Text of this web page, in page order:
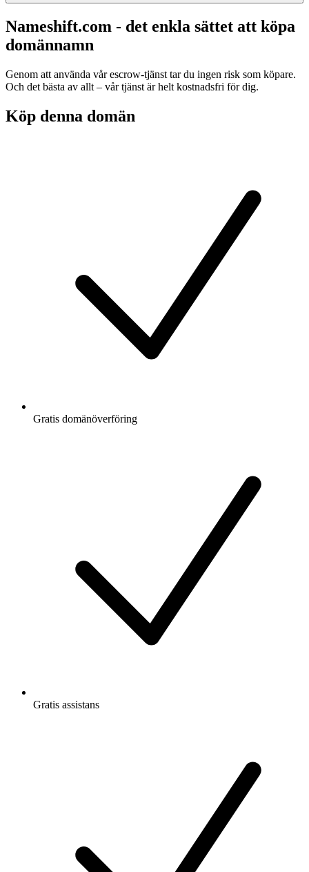
Nameshift.com - det enkla sättet att köpa
domännamn
Genom att använda vår escrow-tjänst tar du ingen risk som köpare.
Och det bästa av allt – vår tjänst är helt kostnadsfri för dig.
Köp denna domän
Gratis domänöverföring
Gratis assistans